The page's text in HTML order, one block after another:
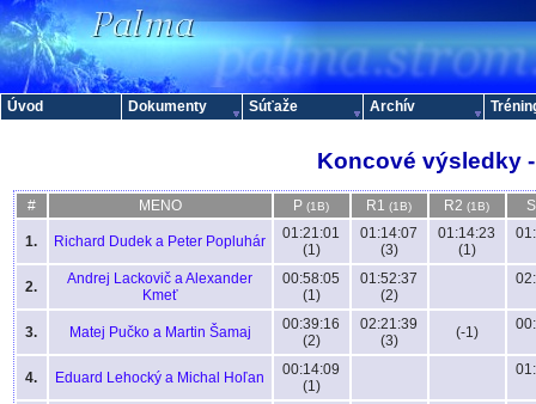
Koncové výsledky
# MENO P(1B) R1(1B) R2(1B)
1. Richard Dudek a Peter Popluhár
01:21:01
(1)
01:14:07
(3)
01:14:23
(1)
2.
Andrej Lackovič a Alexander
Kmeť
00:58:05
(1)
01:52:37
(2)
3. Matej Pučko a Martin Šamaj
00:39:16
(2)
02:21:39
(3)
(-1)
4. Eduard Lehocký a Michal Hoľan
00:14:09
(1)
Úvod Dokumenty Súťaže Archív